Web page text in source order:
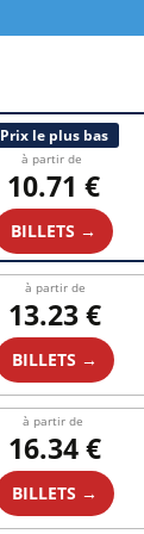
Prix le plus bas
à partir de
10.71 €
BILLETS →
à partir de
13.23 €
BILLETS →
à partir de
16.34 €
BILLETS →